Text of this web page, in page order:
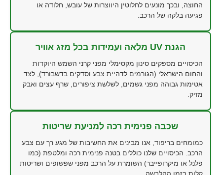
החוצה, ובכך מונעים לחלוטין היווצרות של עובש, חלודה או
פגיעה בלקה של הרכב.
הגנת UV מלאה ועמידות בכל מזג אוויר
הכיסויים מספקים סינון מקסימלי מפני קרני השמש היוקדות
והחום הישראלי (הגורמים לדהיית צבע וסדקים בדשבורד), לצד
אטימות גבוהה מפני גשמים, לשלשת ציפורים, שרף עצים ואבק
מזיק.
שכבה פנימית רכה למניעת שריטות
כמומחים בריפוד, אנו מבינים את החשיבות של מגע רך עם צבע
הרכב. הכיסויים שלנו כוללים בטנה פנימית רכה ומלטפת (כמו
פלנל או מיקרופייבר) השומרת על הרכב מפני שפשופים ושריטות
קלות בזמן ההלבשה.